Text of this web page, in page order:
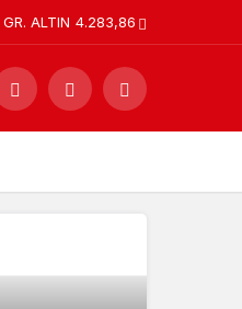
GR. ALTIN 4.283,86